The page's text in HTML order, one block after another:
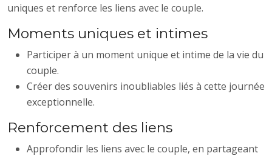
uniques et renforce les liens avec le couple.
Moments uniques et intimes
Participer à un moment unique et intime de la vie du
couple.
Créer des souvenirs inoubliables liés à cette journée
exceptionnelle.
Renforcement des liens
Approfondir les liens avec le couple, en partageant